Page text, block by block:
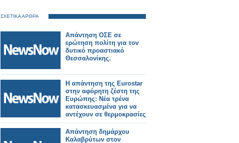
ΣΧΕΤΙΚΑ ΑΡΘΡΑ
Απάντηση ΟΣΕ σε
ερώτηση πολίτη για τον
δυτικό προαστιακό
Θεσσαλονίκης.
Η απάντηση της Eurostar
στην αφόρητη ζέστη της
Ευρώπης: Νέα τρένα
κατασκευασμένα για να
αντέχουν σε θερμοκρασίες
55°C.
Απάντηση δημάρχου
Καλαβρύτων στον